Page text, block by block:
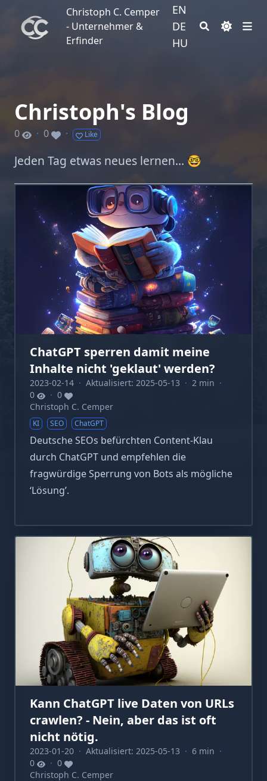
Christoph C. Cemper - Unternehmer & Erfinder
Christoph C. Cemper
- Unternehmer &
Erfinder
EN
DE
HU
Christoph's Blog
0 · 0 · Like
Jeden Tag etwas neues lernen… 🤓
ChatGPT sperren damit meine
Inhalte nicht 'geklaut' werden?
2023-02-14 · Aktualisiert: 2025-05-13 · 2 min ·
0
· 0
Christoph C. Cemper
KI SEO ChatGPT
Deutsche SEOs befürchten Content-Klau
durch ChatGPT und empfehlen die
fragwürdige Sperrung von Bots als mögliche
‘Lösung’.
Kann ChatGPT live Daten von URLs
crawlen? - Nein, aber das ist oft
nicht nötig.
2023-01-20 · Aktualisiert: 2025-05-13 · 6 min ·
0
· 0
Christoph C. Cemper